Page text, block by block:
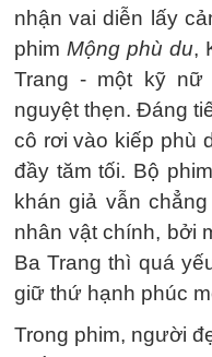
nhận vai diễn lấy
phim Mộng phù du,
Trang - một kỹ nữ
nguyệt thẹn. Đáng
cô rơi vào kiếp phù
đầy tăm tối. Bộ
khán giả vẫn
nhân vật chính, bởi
Ba Trang thì quá
giữ thứ hạnh phúc
Trong phim, người